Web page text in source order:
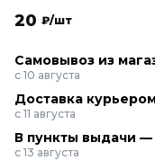
20 ₽/шт
Самовывоз из
с 10 августа
Доставка
с 11 августа
В пункты выдачи —
с 13 августа